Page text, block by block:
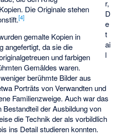
r,
D
e
t
ai
l
Die Originale stehen
[4]
gemalte Kopien in
angefertigt, da sie die
und farbigen
Gemäldes waren.
berühmte Bilder aus
Porträts von Verwandten und
Familienzweige. Auch war das
der Ausbildung von
die Technik der als vorbildlich
ins Detail studieren konnten.